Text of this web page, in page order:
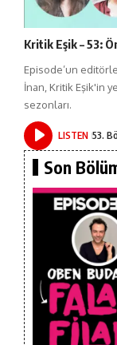
Kritik Eşik – 53:
Episode’un
İnan, Kritik Eşik'in
sezonları.
LISTEN 53.
Son